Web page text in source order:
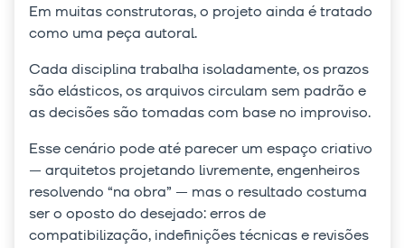
Em muitas construtoras, o projeto ainda é tratado
como uma peça autoral.
Cada disciplina trabalha isoladamente, os prazos
são elásticos, os arquivos circulam sem padrão e
as decisões são tomadas com base no improviso.
Esse cenário pode até parecer um espaço criativo
— arquitetos projetando livremente, engenheiros
resolvendo “na obra” — mas o resultado costuma
ser o oposto do desejado: erros de
compatibilização, indefinições técnicas e revisões